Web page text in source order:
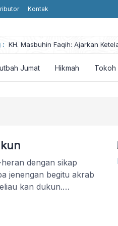
Kontak
: KH. Masbuhin Faqih: Ajarkan
Jumat Hikmah Tokoh
dengan sikap
jenengan begitu akrab
kan dukun.
perbuatan yang tidak